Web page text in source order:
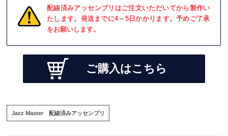
配線済みアッセンブリはご注文いただいてから製作い
たします。発送までに4～5日かかります。予めご了承
をお願いします。
ご購入はこちら
Jazz Master 配線済みアッセンブリ